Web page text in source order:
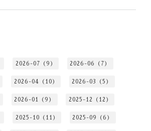
2026-07（9） 2026-06（7）
2026-04（10） 2026-03（5）
2026-01（9） 2025-12（12）
2025-10（11） 2025-09（6）